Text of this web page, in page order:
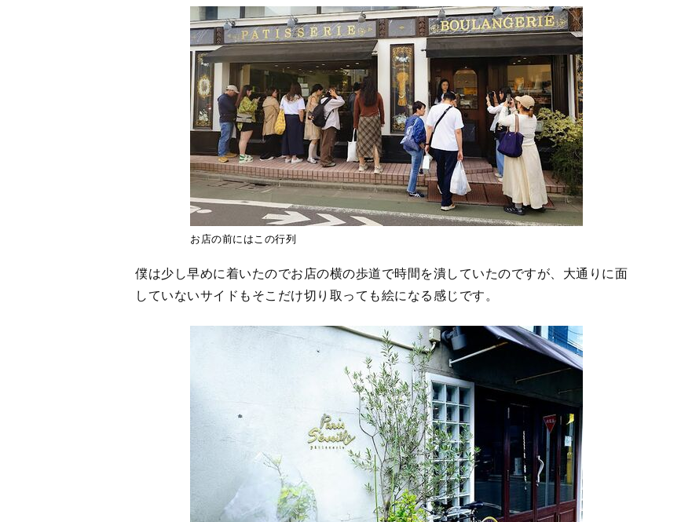
していないサイドもそこだけ切り取っても絵になる感じです。
通りに面していないサイドも絵になる感じ
アートのような美しさとプロフェッショナリズム
1 3 ＞